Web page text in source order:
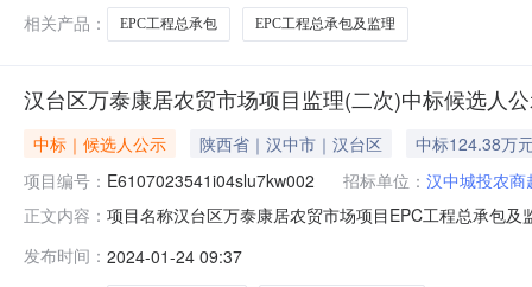
相关产品：
EPC工程总承包 EPC工程总承包及监理
汉台区万泰康居农贸市场项目监理(二次)中标候选人
中标｜候选人公示 陕西省｜汉中市｜汉台区
中标124.38万
项目编号： E6107023541i04slu7kw002 招标单位： 汉中城投农
正文内容： 项目名称汉台区万泰康居农贸市场项目EPC工程总承包
师姓名和注册证书编号中标价（万元）业绩获奖情况第1
发布时间： 2024-01-24 09:37